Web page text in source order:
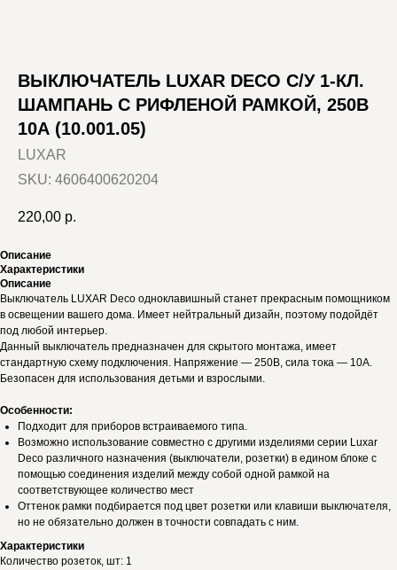
ВЫКЛЮЧАТЕЛЬ LUXAR DECO С/У 1-КЛ.
ШАМПАНЬ С РИФЛЕНОЙ РАМКОЙ, 250В
10А (10.001.05)
LUXAR
SKU: 4606400620204
220,00 р.
Описание
Характеристики
Описание
Выключатель LUXAR Deco одноклавишный станет прекрасным помощником
в освещении вашего дома. Имеет нейтральный дизайн, поэтому подойдёт
под любой интерьер.
Данный выключатель предназначен для скрытого монтажа, имеет
стандартную схему подключения. Напряжение — 250В, сила тока — 10А.
Безопасен для использования детьми и взрослыми.
Особенности:
Подходит для приборов встраиваемого типа.
Возможно использование совместно с другими изделиями серии Luxar
Deco различного назначения (выключатели, розетки) в едином блоке с
помощью соединения изделий между собой одной рамкой на
соответствующее количество мест
Оттенок рамки подбирается под цвет розетки или клавиши выключателя,
но не обязательно должен в точности совпадать с ним.
Характеристики
Количество розеток, шт: 1